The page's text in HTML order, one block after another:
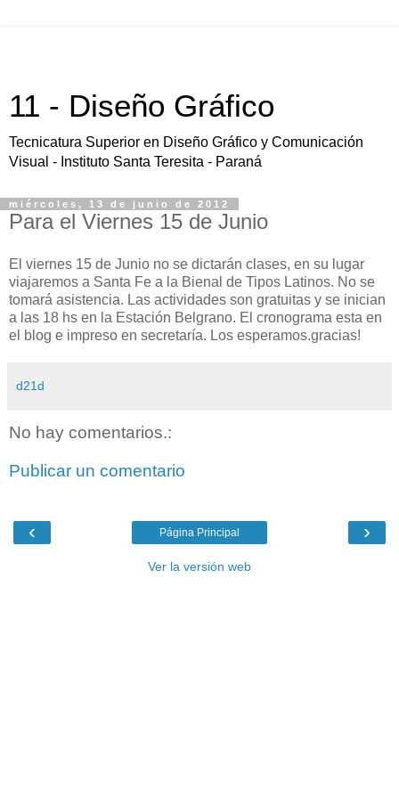
11 - Diseño Gráfico
Tecnicatura Superior en Diseño Gráfico y Comunicación
Visual - Instituto Santa Teresita - Paraná
miércoles, 13 de junio de 2012
Para el Viernes 15 de Junio
El viernes 15 de Junio no se dictarán clases, en su lugar
viajaremos a Santa Fe a la Bienal de Tipos Latinos. No se
tomará asistencia. Las actividades son gratuitas y se inician
a las 18 hs en la Estación Belgrano. El cronograma esta en
el blog e impreso en secretaría. Los esperamos.gracias!
d21d
No hay comentarios.:
Publicar un comentario
‹ ›
Página Principal
Ver la versión web